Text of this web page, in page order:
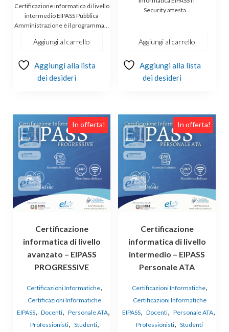
originale
era:
€149.00.
attuale
è:
Certificazione informatica di livello
intermedio EIPASS Pubblica
Amministrazione è il programma…
Aggiungi al carrello
Aggiungi alla lista
dei desideri
era:
€149.00.
Security attesta…
Aggiungi al carrello
Aggiungi alla lista
dei desideri
In offerta!
Certificazione
informatica di livello
avanzato – EIPASS
PROGRESSIVE
Certificazioni Informatiche
Certificazioni Informatiche
EIPASS, Docenti, Personale ATA
Professionisti, Studenti,
In offerta!
Certificazione
informatica di livello
intermedio – EIPASS
Personale ATA
Certificazioni Informatiche
Certificazioni Informatiche
EIPASS, Docenti, Personale ATA
Professionisti Studenti